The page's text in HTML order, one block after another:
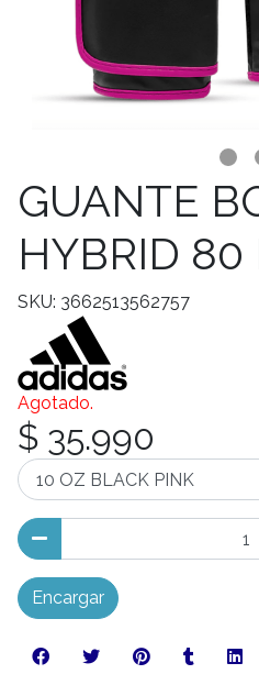
GUANTE
HYBRID 80
SKU: 3662513562757
Agotado.
$ 35.990
Encargar